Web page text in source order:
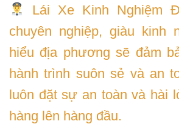
Lái Xe Kinh Nghiệm
chuyên nghiệp, giàu kinh
hiểu địa phương sẽ đảm
hành trình suôn sẻ và an
luôn đặt sự an toàn và hài
hàng lên hàng đầu.